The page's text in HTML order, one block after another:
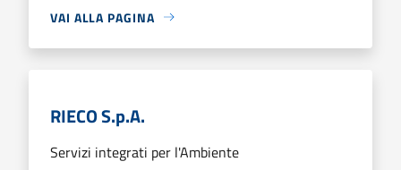
VAI ALLA PAGINA
RIECO S.p.A.
Servizi integrati per l'Ambiente